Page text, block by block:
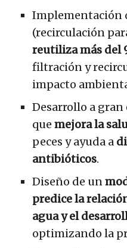
Implementación
(recirculación
reutiliza más del
filtración y
impacto
Desarrollo a gran
que mejora la
peces y ayuda a
antibióticos.
Diseño de un
predice la
agua y el
optimizando la